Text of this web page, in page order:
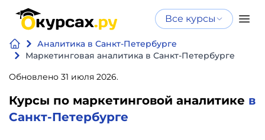
Все курсы
Аналитика в Санкт-Петербурге
Маркетинговая аналитика в Санкт-Петербурге
Обновлено 31 июля 2026.
Курсы по маркетинговой аналитике в
Санкт-Петербурге
Нейросеть
и ИИ
Бизнес
Нейросеть и ИИ
интеллекту
Курсы по нейросетям